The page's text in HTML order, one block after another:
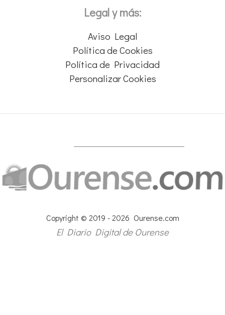
Legal y más:
Aviso Legal
Política de Cookies
Política de Privacidad
Personalizar Cookies
Copyright © 2019 - 2026 Ourense.com
El Diario Digital de Ourense